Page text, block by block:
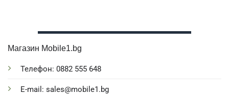
Магазин Mobile1.bg
Телефон: 0882 555 648
E-mail: sales@mobile1.bg